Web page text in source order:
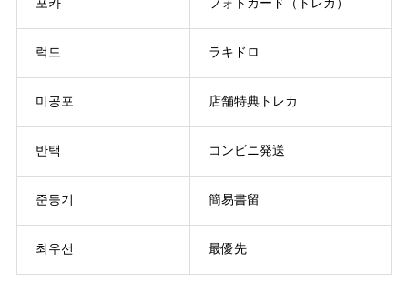
포카 フォトカード（トレカ）
럭드 ラキドロ
미공포 店舗特典トレカ
반택 コンビニ発送
준등기 簡易書留
최우선 最優先